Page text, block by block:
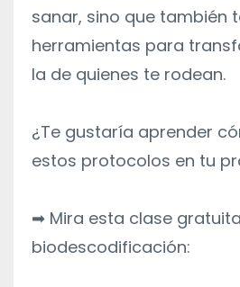
sanar, sino que también
herramientas para
la de quienes te rodean.
¿Te gustaría aprender
estos protocolos en tu
➡ Mira esta clase
biodescodificación: